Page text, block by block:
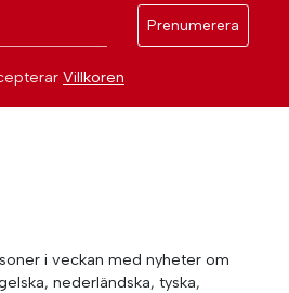
Prenumerera
Villkoren
i veckan med nyheter om
nederländska, tyska,